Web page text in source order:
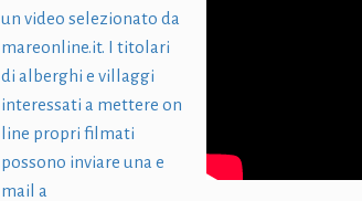
un video selezionato da
mareonline.it. I titolari
di alberghi e villaggi
interessati a mettere on
line propri filmati
possono inviare una e
mail a